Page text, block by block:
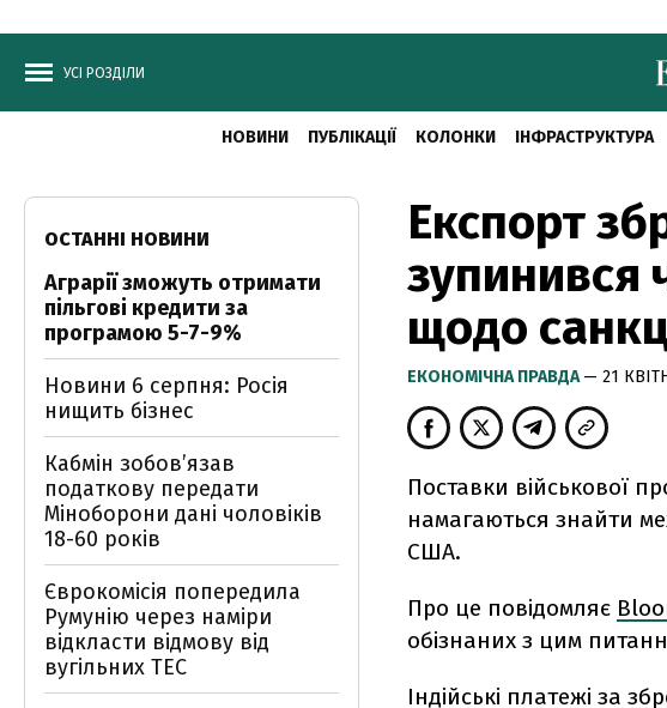
УСІ РОЗДІЛИ
НОВИНИ ПУБЛІКАЦІЇ КОЛОНКИ ІНФРАСТРУКТУРА
Експорт
зупинився
щодо
ЕКОНОМІЧНА ПРАВДА— 21
Поставки військової
намагаються знайти
США.
Про це повідомляє
обізнаних з цим
Індійські платежі за
ОСТАННІ НОВИНИ
Аграрії зможуть отримати
пільгові кредити за
програмою 5-7-9%
Новини 6 серпня: Росія
нищить бізнес
Кабмін зобовʼязав
податкову передати
Міноборони дані чоловіків
18-60 років
Єврокомісія попередила
Румунію через наміри
відкласти відмову від
вугільних ТЕС